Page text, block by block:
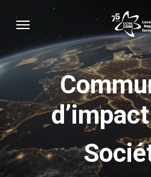
content
Menu